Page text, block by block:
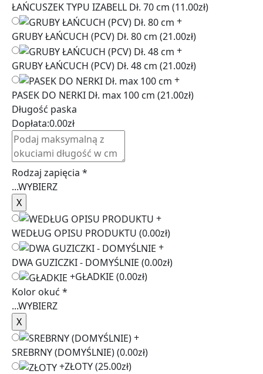
ŁAŃCUSZEK TYPU IZABELL Dł. 70 cm (11.00zł)
+
GRUBY ŁAŃCUCH (PCV) Dł. 80 cm (21.00zł)
+
GRUBY ŁAŃCUCH (PCV) Dł. 48 cm (21.00zł)
+
PASEK DO NERKI Dł. max 100 cm (21.00zł)
Długość paska
Dopłata:0.00zł
Rodzaj zapięcia *
...WYBIERZ
+
WEDŁUG OPISU PRODUKTU (0.00zł)
+
DWA GUZICZKI - DOMYŚLNIE (0.00zł)
+GŁADKIE (0.00zł)
Kolor okuć *
...WYBIERZ
+
SREBRNY (DOMYŚLNIE)(0.00zł)
+ZŁOTY(25.00zł)